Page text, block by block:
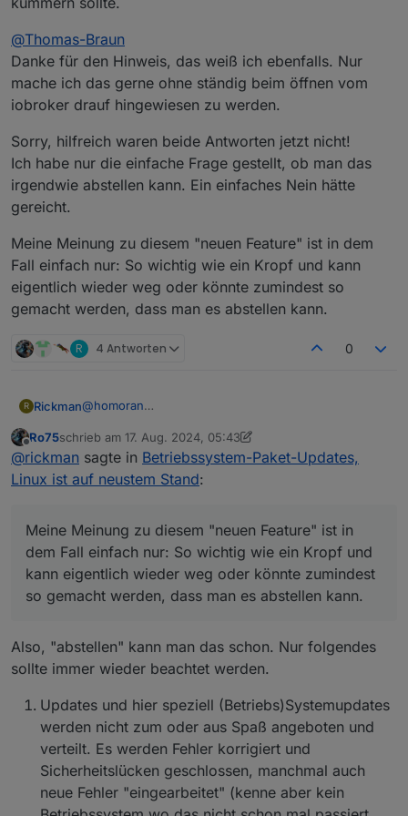
@Thomas-Braun
Danke für den Hinweis, das weiß ich ebenfalls. Nur
mache ich das gerne ohne ständig beim öffnen vom
iobroker drauf hingewiesen zu werden.
Sorry, hilfreich waren beide Antworten jetzt nicht!
Ich habe nur die einfache Frage gestellt, ob man das
irgendwie abstellen kann. Ein einfaches Nein hätte
gereicht.
Meine Meinung zu diesem "neuen Feature" ist in dem
Fall einfach nur: So wichtig wie ein Kropf und kann
eigentlich wieder weg oder könnte zumindest so
gemacht werden, dass man es abstellen kann.
R 4 Antworten 0
R Rickman@homoran
ein Betriebssystemupdate da ist. Das gab es so
vorher nicht - da kam der Punkt nur, wenn was
wirklich wichtiges passiert ist, worum man sich
@Thomas-Braun
Danke für den Hinweis, das weiß ich ebenfalls. Nur
mache ich das gerne ohne ständig beim öffnen vom
Sorry, hilfreich waren beide Antworten jetzt nicht!
gereicht.
Fall einfach nur: So wichtig wie ein Kropf und kann
eigentlich wieder weg oder könnte zumindest so
gemacht werden, dass man es abstellen kann.
Offline
Ro75schrieb am 17. Aug. 2024, 05:43
zuletzt editiert von Ro75
@rickman sagte in Betriebssystem-Paket-Updates,
Linux ist auf neustem Stand:
Meine Meinung zu diesem "neuen Feature" ist in
dem Fall einfach nur: So wichtig wie ein Kropf und
kann eigentlich wieder weg oder könnte zumindest
so gemacht werden, dass man es abstellen kann.
Also, "abstellen" kann man das schon. Nur folgendes
sollte immer wieder beachtet werden.
Updates und hier speziell (Betriebs)Systemupdates
werden nicht zum oder aus Spaß angeboten und
verteilt. Es werden Fehler korrigiert und
Sicherheitslücken geschlossen, manchmal auch
neue Fehler "eingearbeitet" (kenne aber kein